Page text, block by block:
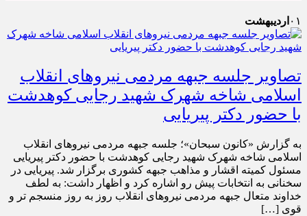
۰۱ اردیبهشت
تصاویر جلسه جبهه مردمی نیروهای انقلاب
اسلامی شاخه شهرک شهید رجایی کوهدشت
با حضور دکتر پیریایی
به گزارش «کانون سبحان»؛ جلسه جبهه مردمی نیروهای انقلاب
اسلامی شاخه شهرک شهید رجایی کوهدشت با حضور دکتر پیریایی
مسئول کمیته اقشار و مذاهب جبهه کشوری برگزار شد. پیریایی در
سخنانی به انتخابات پیش رو اشاره کرد و اظهار داشت: به لطف
خداوند متعال جبهه مردمی نیروهای انقلاب روز به روز منسجم تر و
قوی […]